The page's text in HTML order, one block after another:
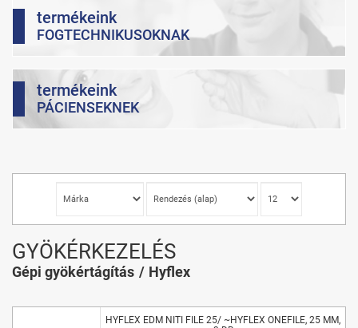
termékeink
FOGTECHNIKUSOKNAK
termékeink
PÁCIENSEKNEK
GYÖKÉRKEZELÉS
Gépi gyökértágítás Hyflex
HYFLEX EDM NITI FILE 25/ ~HYFLEX ONEFILE, 25 MM,